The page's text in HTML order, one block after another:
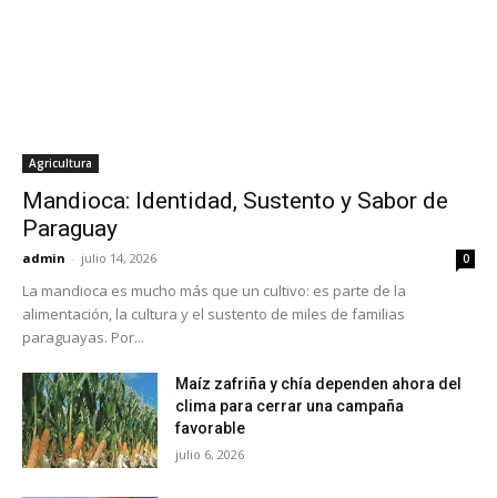
Agricultura
Mandioca: Identidad, Sustento y Sabor de
Paraguay
admin - julio 14, 2026 0
La mandioca es mucho más que un cultivo: es parte de la
alimentación, la cultura y el sustento de miles de familias
paraguayas. Por...
Maíz zafriña y chía dependen ahora del
clima para cerrar una campaña
favorable
julio 6, 2026